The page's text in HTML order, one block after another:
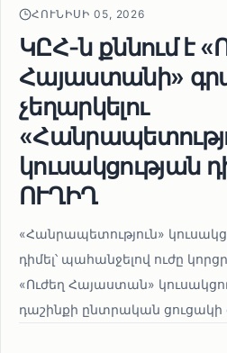
ՀՈՒՆԻՍԻ 05, 2026
ԿԸՀ-ն քննում է
Հայաստանի»
չեղարկելու
կուսակցության
ՈՒՂԻՂ
«Հանրապետություն»
դիմել՝ պահանջելով ուժը
«Ուժեղ Հայաստան»
դաշինքի ընտրական ցուցակի